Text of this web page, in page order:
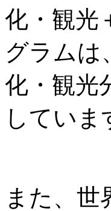
化・観光
グラムは
化・観光
していま
また、世